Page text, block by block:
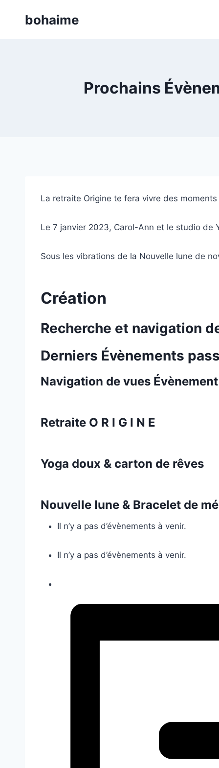
bohaime
Prochains
La retraite Origine te fera vivre des
Le 7 janvier 2023, Carol-Ann et le studio de
Sous les vibrations de la Nouvelle lune de
Création
Recherche et navigation
Derniers Évènements
Navigation de vues Évènement
Retraite O R I G I N E
Yoga doux & carton de rêves
Nouvelle lune & Bracelet de
Il n’y a pas d’évènements à venir.
Il n’y a pas d’évènements à venir.